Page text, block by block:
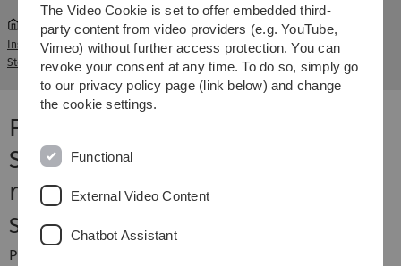
Institute of
Stochastics
...
Forschungsseminar Stochastische
Geometrie
Forschungsseminar
Stochastische Geometrie und
räumliche Statistik
Seminarleiter
Prof. Dr. Volker Schmidt
The Video Cookie is set to offer embedded third-
party content from video providers (e.g. YouTube,
Vimeo) without further access protection. You can
revoke your consent at any time. To do so, simply go
to our privacy policy page (link below) and change
the cookie settings.
Functional
External Video Content
Chatbot Assistant